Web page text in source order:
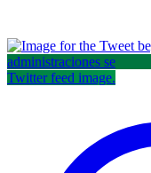
Twitter feed image.